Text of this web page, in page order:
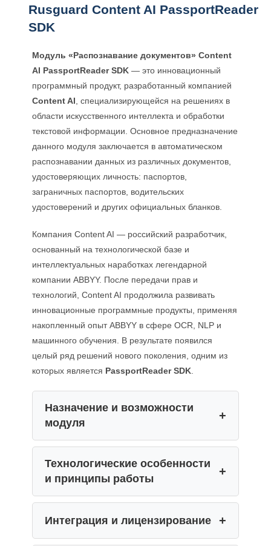
Rusguard Content AI PassportReader
SDK
Модуль «Распознавание документов» Content
AI PassportReader SDK— это инновационный
программный продукт, разработанный компанией
Content AI , специализирующейся на решениях в
области искусственного интеллекта и обработки
текстовой информации. Основное предназначение
данного модуля заключается в автоматическом
распознавании данных из различных документов,
удостоверяющих личность: паспортов,
заграничных паспортов, водительских
удостоверений и других официальных бланков.
Компания Content AI — российский разработчик,
основанный на технологической базе и
интеллектуальных наработках легендарной
компании ABBYY. После передачи прав и
технологий, Content AI продолжила развивать
инновационные программные продукты, применяя
накопленный опыт ABBYY в сфере OCR, NLP и
машинного обучения. В результате появился
целый ряд решений нового поколения, одним из
которых является PassportReader SDK.
Назначение и возможности
модуля
Технологические особенности
и принципы работы
Интеграция и лицензирование